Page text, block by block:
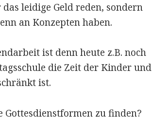
leidige Geld reden, sondern
an Konzepten haben.
ist denn heute z.B. noch
die Zeit der Kinder und
ist.
Gottesdienstformen zu finden?